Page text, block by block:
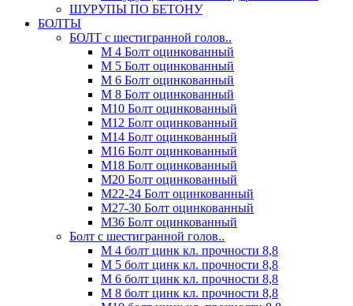
ШУРУПЫ ПО БЕТОНУ
БОЛТЫ
БОЛТ с шестигранной голов..
М 4 Болт оцинкованный
М 5 Болт оцинкованный
М 6 Болт оцинкованный
М 8 Болт оцинкованный
М10 Болт оцинкованный
М12 Болт оцинкованный
М14 Болт оцинкованный
М16 Болт оцинкованный
М18 Болт оцинкованный
М20 Болт оцинкованный
М22-24 Болт оцинкованный
М27-30 Болт оцинкованный
М36 Болт оцинкованный
Болт с шестигранной голов..
М 4 болт цинк кл. прочности 8,8
М 5 болт цинк кл. прочности 8,8
М 6 болт цинк кл. прочности 8,8
М 8 болт цинк кл. прочности 8,8